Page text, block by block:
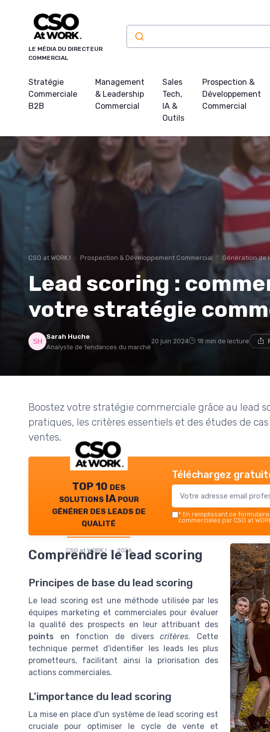
LE MÉDIA DU DIRECTEUR
COMMERCIAL
Stratégie
Commerciale
B2B
Management
& Leadership
Commercial
Sales
Tech,
IA &
Outils
Prospection &
Développement
Commercial
CSO at WORK ! Prospection & Développement Commercial Génération de
Lead scoring :
votre stratégie
Sarah Huche
Analyste de tendances du marché
20 juin 2024 18 min de lecture
Boostez votre stratégie commerciale grâce au lead
pratiques, les critères essentiels et des études de
ventes.
TOP 10 des
solutions IA pour
générer des leads de
qualité
CSO at WORK ! — 2026
Téléchargez
* En remplissant ce
commerciales par CSO at
Comprendre le lead scoring
Principes de base du lead scoring
Le lead scoring est une méthode utilisée par les
équipes marketing et commerciales pour évaluer
la qualité des prospects en leur attribuant des
points en fonction de diverscritères. Cette
technique permet d'identifier les leads les plus
prometteurs, facilitant ainsi la priorisation des
actions commerciales.
L'importance du lead scoring
La mise en place d'un système de lead scoring est
cruciale pour optimiser le cycle de vente et